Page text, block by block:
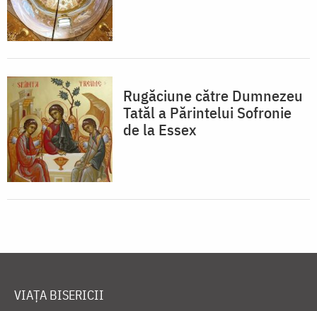
Rugăciune către Dumnezeu
Tatăl a Părintelui Sofronie
de la Essex
VIAȚA BISERICII